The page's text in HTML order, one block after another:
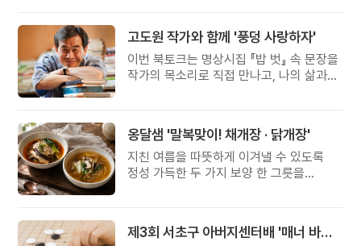
고도원 작가와 함께 '풍덩 사랑하자'
이번 북토크는 명상시집 『밥 벗』 속 문장을
작가의 목소리로 직접 만나고, 나의 삶과
옹달샘 '말복맞이! 채개장 · 닭개장'
지친 여름을 따뜻하게 이겨낼 수 있도록
정성 가득한 두 가지 보양 한 그릇을
제3회 서초구 아버지센터배 '매너 바둑왕' 대회